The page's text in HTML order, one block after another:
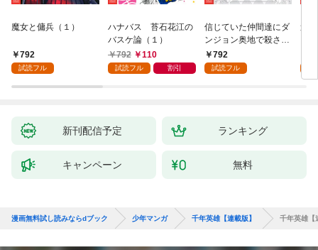
魔女と傭兵（１）
792
試読フル
ハナバス 苔石花江の
バスケ論（１）
792
110
試読フル 割引
信じていた仲間達にダ
ンジョン奥地で殺され
かけたがギフト『無限
ガチャ』でレベル９９
（１）
792
試読フル
追
強
～
新刊配信予定 ランキング
キャンペーン 無料
漫画無料試し読みならdブック 少年マンガ 千年英雄【連載版】 千年英雄【